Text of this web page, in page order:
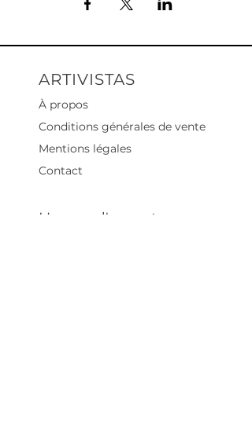
ARTIVISTAS
À propos
Conditions générales de vente
Mentions légales
Contact
Heures d'ouverture